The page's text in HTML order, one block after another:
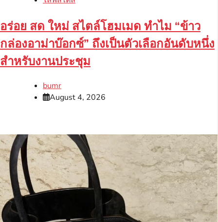
อร่อย สด ใหม่ สไตล์โฮมเมด ทำไม “ข้าว
กล่องอาม่าบ๊อกซ์” ถึงเป็นตัวเลือกอันดับหนึ่ง
สำหรับงานประชุม
bumr
August 4, 2026